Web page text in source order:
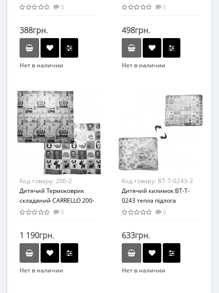
0
388грн.
Нет в наличии
Вид
Игровые коврики
Возраст
от 3 лет
Материал
0
498грн.
Нет в наличии
Материал
Комбинированный
Код товару: 200-2
Дитячий Термоковрик
складаний CARRELLO 200-
1 в сумці 200х1х180 см
0
1 190грн.
Нет в наличии
Код товару: BT-T-0243-2
Дитячий килимок BT-T-
0243 тепла підлога
двосторонній (цифри і
0
633грн.
Нет в наличии